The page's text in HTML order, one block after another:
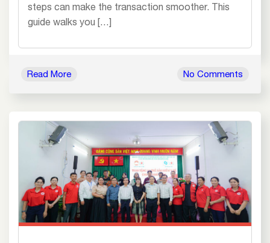
steps can make the transaction smoother. This
guide walks you […]
Read More No Comments